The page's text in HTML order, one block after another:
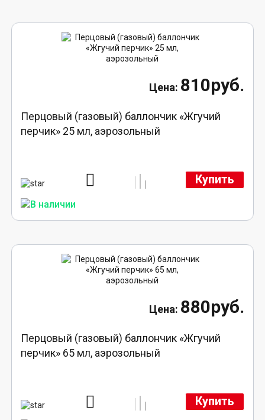
810руб.
Перцовый (газовый) баллончик «Жгучий
перчик» 25 мл, аэрозольный
Купить
880руб.
Перцовый (газовый) баллончик «Жгучий
перчик» 65 мл, аэрозольный
Купить